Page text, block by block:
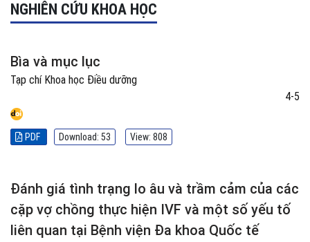
NGHIÊN CỨU KHOA HỌC
Bìa và mục lục
Tạp chí Khoa học Điều dưỡng
4-5
PDF Download: 53 View: 808
Đánh giá tình trạng lo âu và trầm cảm của các
cặp vợ chồng thực hiện IVF và một số yếu tố
liên quan tại Bệnh viện Đa khoa Quốc tế